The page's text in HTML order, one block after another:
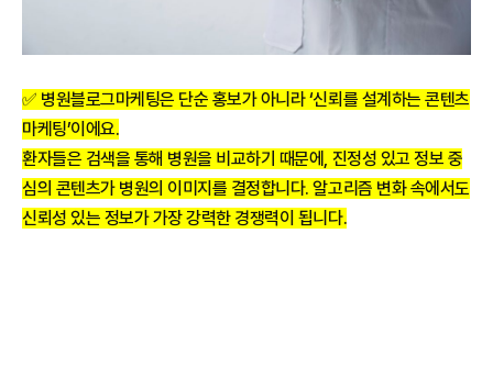
✅ 병원블로그마케팅은 단순 홍보가 아니라 ‘신뢰를 설계하는 콘텐츠
마케팅’이에요.
환자들은 검색을 통해 병원을 비교하기 때문에, 진정성 있고 정보 중
심의 콘텐츠가 병원의 이미지를 결정합니다. 알고리즘 변화 속에서도
신뢰성 있는 정보가 가장 강력한 경쟁력이 됩니다.